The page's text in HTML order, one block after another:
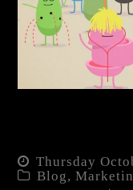
Thursday
Blog,